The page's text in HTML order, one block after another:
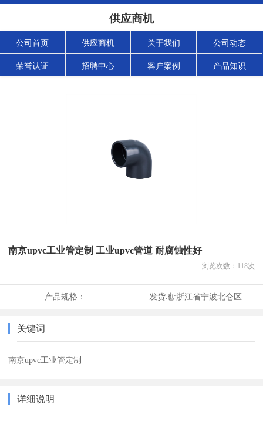
供应商机
公司首页 供应商机 关于我们 公司动态
荣誉认证 招聘中心 客户案例 产品知识
南京upvc工业管定制 工业upvc管道 耐腐蚀性好
浏览次数： 118次
产品规格： 发货地:浙江省宁波北仑区
关键词
南京upvc工业管定制
详细说明